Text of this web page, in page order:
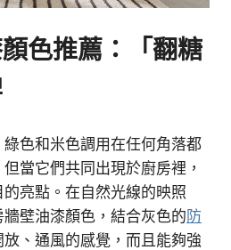
色推薦：「翻糖
色和米色調用在任何角落都
當它們共同出現於廚房裡，
亮點。在自然光線的映照
壁油漆顏色，結合灰色的防
放、通風的感覺，而且能夠強